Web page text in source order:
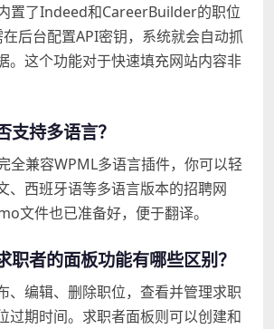
置了Indeed和CareerBuilder的职位
后台配置API密钥，系统就会自动抓
。这个功能对于快速填充网站内容非
支持多语言？
全兼容WPML多语言插件，你可以轻
、西班牙语等多语言版本的招聘网
文件也已准备好，便于翻译。
职者的面板功能有哪些区别？
、编辑、删除职位，查看并管理求职
过期时间。求职者面板则可以创建和